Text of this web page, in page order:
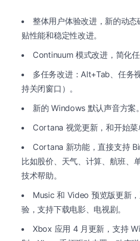
整体用户体验改进，新的动
贴性能和稳定性改进。
Continuum 模式改进，简化任
多任务改进：Alt+Tab、任务
持关闭窗口）。
新的 Windows 默认声音方案。
Cortana 视觉更新，和开始菜
Cortana 新功能，直接支持
比如股价、天气、计算、航班、
技术帮助。
Music 和 Video 预览版更新
验，支持下载电影、电视剧。
Xbox 应用 4 月更新，支持